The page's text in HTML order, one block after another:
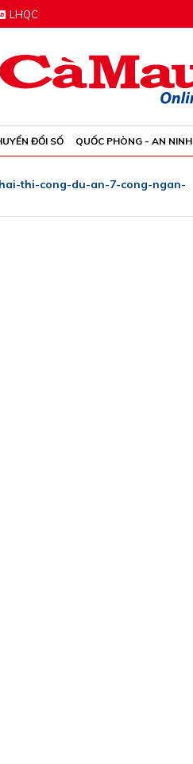
LHQC
ĐỔI SỐ QUỐC PHÒNG - AN NINH
thi-cong-du-an-7-cong-ngan-